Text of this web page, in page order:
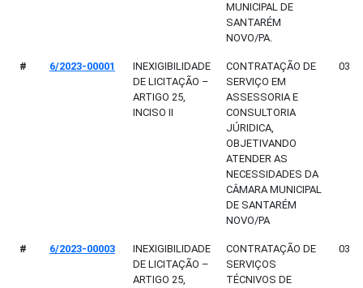
MUNICIPAL DE
SANTARÉM
NOVO/PA.
# 6/2023-00001
INEXIGIBILIDADE
DE LICITAÇÃO –
ARTIGO 25,
INCISO II
CONTRATAÇÃO DE
SERVIÇO EM
ASSESSORIA E
CONSULTORIA
JÚRIDICA,
OBJETIVANDO
ATENDER AS
NECESSIDADES DA
CÂMARA MUNICIPAL
DE SANTARÉM
NOVO/PA
03/
# 6/2023-00003
INEXIGIBILIDADE
DE LICITAÇÃO –
ARTIGO 25,
CONTRATAÇÃO DE
SERVIÇOS
TÉCNIVOS DE
03/